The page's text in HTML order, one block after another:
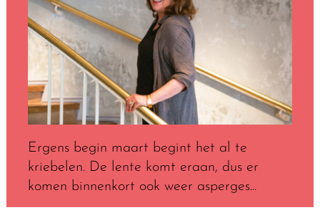
Ergens begin maart begint het al te
kriebelen. De lente komt eraan, dus er
komen binnenkort ook weer asperges...